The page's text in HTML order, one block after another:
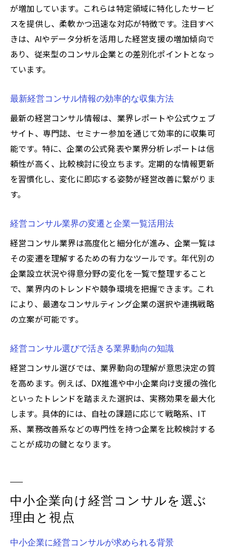
が増加しています。これらは特定領域に特化したサービ
スを提供し、柔軟かつ迅速な対応が特徴です。注目すべ
きは、AIやデータ分析を活用した経営支援の増加傾向で
あり、従来型のコンサル企業との差別化ポイントとなっ
ています。
最新経営コンサル情報の効率的な収集方法
最新の経営コンサル情報は、業界レポートや公式ウェブ
サイト、専門誌、セミナー参加を通じて効率的に収集可
能です。特に、企業の公式発表や業界分析レポートは信
頼性が高く、比較検討に役立ちます。定期的な情報更新
を習慣化し、変化に即応する姿勢が経営改善に繋がりま
す。
経営コンサル業界の変遷と企業一覧活用法
経営コンサル業界は高度化と細分化が進み、企業一覧は
その変遷を理解するための有力なツールです。年代別の
企業設立状況や得意分野の変化を一覧で整理すること
で、業界内のトレンドや競争環境を把握できます。これ
により、最適なコンサルティング企業の選択や連携戦略
の立案が可能です。
経営コンサル選びで活きる業界動向の知識
経営コンサル選びでは、業界動向の理解が意思決定の質
を高めます。例えば、DX推進や中小企業向け支援の強化
といったトレンドを踏まえた選択は、実務効果を最大化
します。具体的には、自社の課題に応じて戦略系、IT
系、業務改善系などの専門性を持つ企業を比較検討する
ことが成功の鍵となります。
中小企業向け経営コンサルを選ぶ
理由と視点
中小企業に経営コンサルが求められる背景